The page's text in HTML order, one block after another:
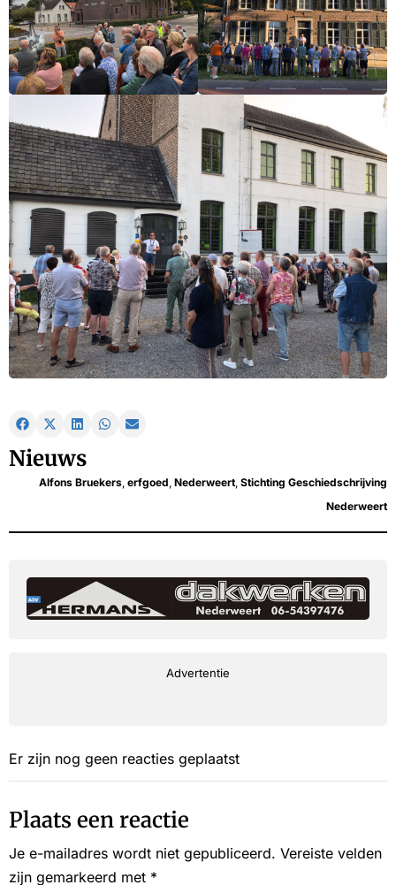
Nieuws
Alfons Bruekers erfgoed Nederweert Stichting Geschiedschrijving
Nederweert
Advertentie
Er zijn nog geen reacties geplaatst
Plaats een reactie
Je e-mailadres wordt niet gepubliceerd. Vereiste velden
zijn gemarkeerd met *